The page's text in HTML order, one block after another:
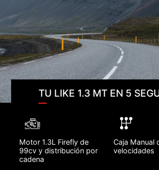
TU LIKE 1.3 MT EN 5
Motor 1.3L Firefly de
99cv y distribución por
cadena
Caja Manual
velocidades